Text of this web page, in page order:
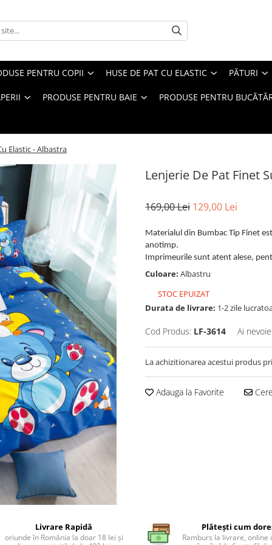
PENTRU COPII HUSE DE PAT CU ELASTIC PĂTURI
PRODUSE PENTRU BAIE PRODUSE PENTRU
Elastic - Albastra
Lenjerie De Pat Finet
169,00 Lei 129,00 Lei
Materialul din Bumbac Tip Finet
anotimp.
Imprimeurile sunt atent alese,
Culoare: Albastru
STOC EPUIZAT
Durata de livrare: 1-2 zile
Cod Produs: LF-3614 Ai
La achizitionarea acestui produs
Adauga la Favorite
Livrare Rapidă
oriunde în România la doar 18 lei și
Plătești cum
Ramburs la livrare, online